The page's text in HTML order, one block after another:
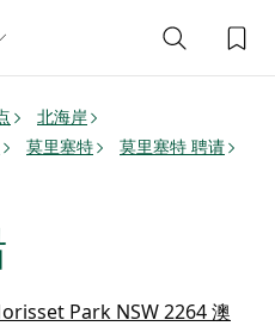
北海岸
莫里塞特
莫里塞特 聘请
Park NSW 2264 澳